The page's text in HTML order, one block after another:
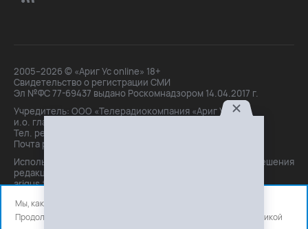
2005–2026 © «Ариг Ус online» 18+
Свидетельство о регистрации СМИ
Эл №ФС 77-69437 выдано Роскомнадзором 14.04.2017 г.
Учредитель: ООО «Телерадиокомпания «Ариг Ус»,
и.о. главного редактора: Маханова О.Б.
Тел. peдakции: +7(3012)21-30-14,
Почта peдakции: editor@arigus.tv
Использование материалов только с письменного разрешения
редакции. При цитировании прямая активная ссылка на
arigus.tv обязательна.
Мы, как и все используем файлы cookie и сервисы аналитики.
Продолжая использовать сайт, вы соглашаетесь с нашей
политикой